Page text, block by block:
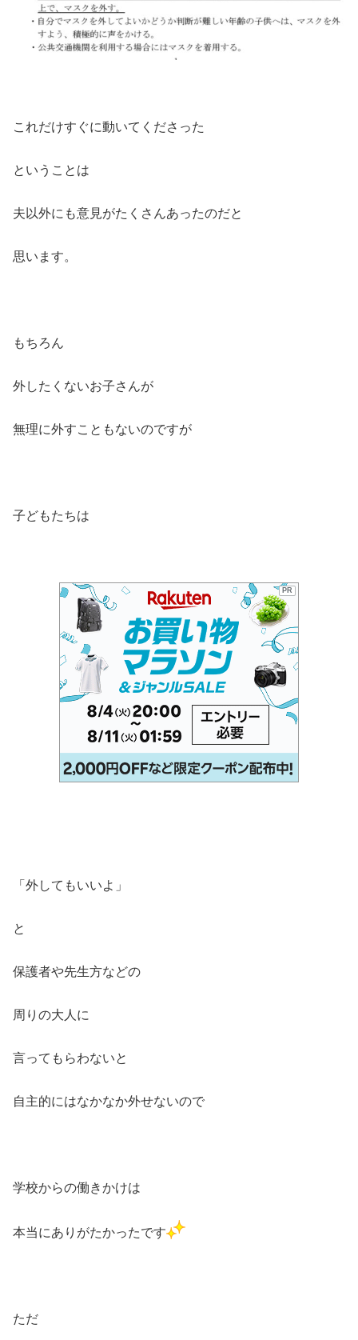
これだけすぐに動いてくださった
ということは
夫以外にも意見がたくさんあったのだと
思います。
もちろん
外したくないお子さんが
無理に外すこともないのですが
子どもたちは
PR
「外してもいいよ」
と
保護者や先生方などの
周りの大人に
言ってもらわないと
自主的にはなかなか外せないので
学校からの働きかけは
本当にありがたかったです
ただ